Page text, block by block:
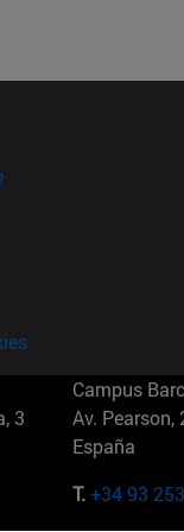
3
Campus
Av.
España
T.+34 93